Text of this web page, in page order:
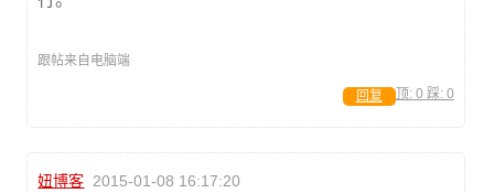
跟帖来自电脑端
顶: 0 踩: 0
回复
妞博客 2015-01-08 16:17:20